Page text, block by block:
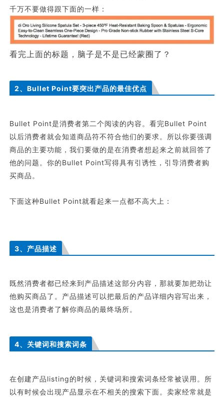
千万不要做得跟下面的一样：
看完上面的标题，脑子是不是已经蒙圈了？
2、Bullet Point要突出产品的最佳优点
Bullet Point是消费者第二个阅读的内容。看完Bullet Point
以后消费者就会知道商品符不符合他们的要求。所以你要强调
商品的主要功能，我们要做的是在消费者想起来之前就回答了
他的问题。你的Bullet Point写得具有引诱性，引导消费者购
买商品。
下面这种Bullet Point就看起来一点都不高大上：
3、产品描述
既然消费者都已经来到产品描述这部分内容，那就要加把劲让
他购买商品了。产品描述可以把最后的产品详细内容写出来，
这也是消费者了解你商品的最终场所。
4、关键词和搜索词条
在创建产品listing的时候，关键词和搜索词条经常被误用。所
以有时候会出现产品显示在不相关的搜索下面。卖家经常就是